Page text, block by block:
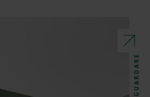
GUARDARE